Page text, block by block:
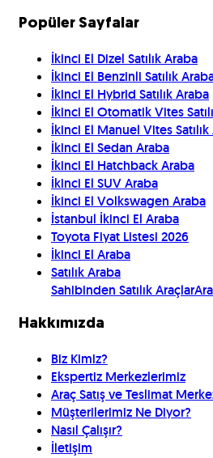
Popüler Sayfalar
İkinci El Dizel Satılık Araba
İkinci El Benzinli Satılık
İkinci El Hybrid Satılık Araba
İkinci El Otomatik Vites
İkinci El Manuel Vites
İkinci El Sedan Araba
İkinci El Hatchback Araba
İkinci El SUV Araba
İkinci El Volkswagen Araba
İstanbul İkinci El Araba
Toyota Fiyat Listesi 2026
İkinci El Araba
Satılık Araba
Sahibinden Satılık Araçlar
Hakkımızda
Biz Kimiz?
Ekspertiz Merkezlerimiz
Araç Satış ve Teslimat
Müşterilerimiz Ne Diyor?
Nasıl Çalışır?
İletişim